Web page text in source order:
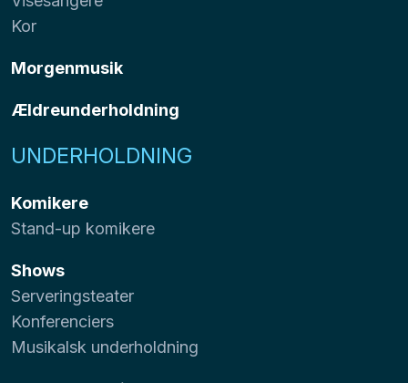
Kor
Morgenmusik
Ældreunderholdning
UNDERHOLDNING
Komikere
Stand-up komikere
Shows
Serveringsteater
Konferenciers
Musikalsk underholdning